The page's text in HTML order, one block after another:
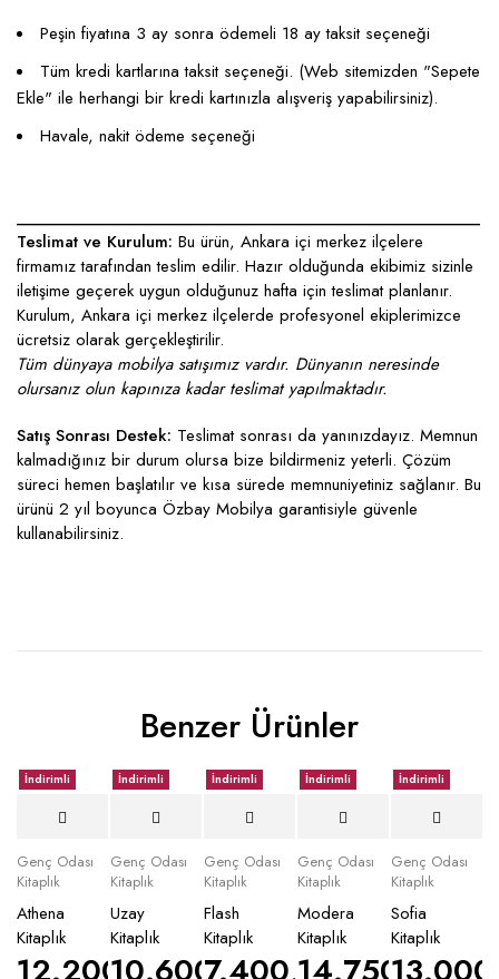
Peşin fiyatına 3 ay sonra ödemeli 18 ay taksit seçeneği
Tüm kredi kartlarına taksit seçeneği. (Web sitemizden "Sepete
Ekle" ile herhangi bir kredi kartınızla alışveriş yapabilirsiniz).
Havale, nakit ödeme seçeneği
____________________________________________________
Teslimat ve Kurulum: Bu ürün, Ankara içi merkez ilçelere
firmamız tarafından teslim edilir. Hazır olduğunda ekibimiz sizinle
iletişime geçerek uygun olduğunuz hafta için teslimat planlanır.
Kurulum, Ankara içi merkez ilçelerde profesyonel ekiplerimizce
ücretsiz olarak gerçekleştirilir.
Tüm dünyaya mobilya satışımız vardır. Dünyanın neresinde
olursanız olun kapınıza kadar teslimat yapılmaktadır.
Satış Sonrası Destek: Teslimat sonrası da yanınızdayız. Memnun
kalmadığınız bir durum olursa bize bildirmeniz yeterli. Çözüm
süreci hemen başlatılır ve kısa sürede memnuniyetiniz sağlanır. Bu
ürünü 2 yıl boyunca Özbay Mobilya garantisiyle güvenle
kullanabilirsiniz.
Benzer Ürünler
İndirimli
Genç Odası
Kitaplık
Athena
Kitaplık
İndirimli
Genç Odası
Kitaplık
Uzay
Kitaplık
İndirimli
Genç Odası
Kitaplık
Flash
Kitaplık
İndirimli
Genç Odası
Kitaplık
Modera
Kitaplık
İndirimli
Genç Odası
Kitaplık
Sofia
Kitaplık